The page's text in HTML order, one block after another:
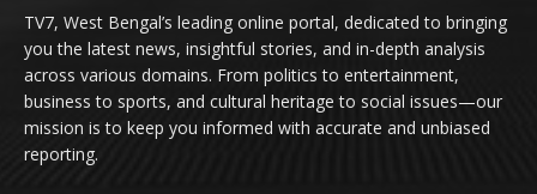
TV7, West Bengal’s leading online portal, dedicated to bringing
you the latest news, insightful stories, and in-depth analysis
across various domains. From politics to entertainment,
business to sports, and cultural heritage to social issues—our
mission is to keep you informed with accurate and unbiased
reporting.